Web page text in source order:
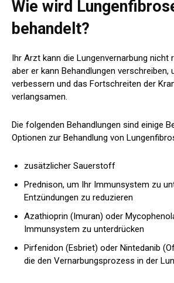
Wie wird
behandelt?
Ihr Arzt kann die Lungenvernarbung nicht
aber er kann Behandlungen verschreiben,
verbessern und das Fortschreiten der
verlangsamen.
Die folgenden Behandlungen sind einige
Optionen zur Behandlung von
zusätzlicher Sauerstoff
Prednison, um Ihr Immunsystem zu
Entzündungen zu reduzieren
Azathioprin (Imuran) oder
Immunsystem zu unterdrücken
Pirfenidon (Esbriet) oder Nintedanib
die den Vernarbungsprozess in der